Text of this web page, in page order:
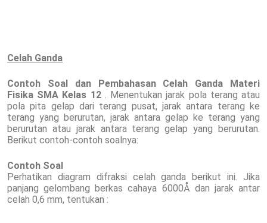
Celah Ganda
Contoh Soal dan Pembahasan Celah Ganda Materi
Fisika SMA Kelas 12. Menentukan jarak pola terang atau
pola pita gelap dari terang pusat, jarak antara terang ke
terang yang berurutan, jarak antara gelap ke terang yang
berurutan atau jarak antara terang gelap yang berurutan.
Berikut contoh-contoh soalnya:
Contoh Soal
Perhatikan diagram difraksi celah ganda berikut ini. Jika
panjang gelombang berkas cahaya 6000Å dan jarak antar
celah 0,6 mm, tentukan :